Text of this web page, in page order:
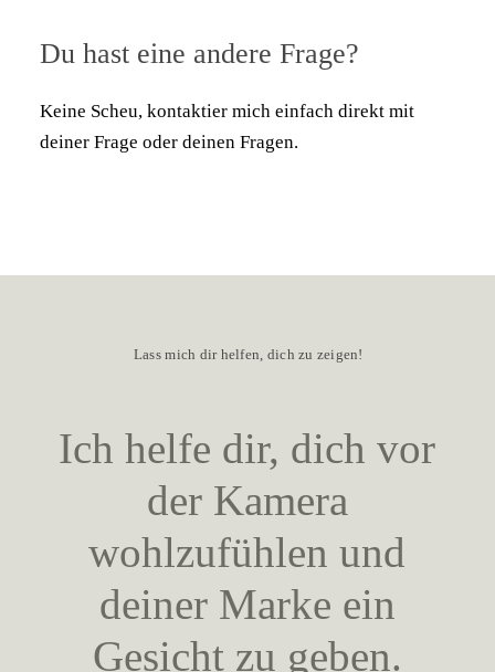
Du hast eine andere Frage?
Keine Scheu, kontaktier mich einfach direkt mit
deiner Frage oder deinen Fragen.
Lass mich dir helfen, dich zu zeigen!
Ich helfe dir, dich vor
der Kamera
wohlzufühlen und
deiner Marke ein
Gesicht zu geben.